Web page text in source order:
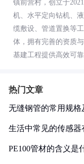
镇前营村，创立于
机、水平定向钻机、
缆敷设、管道置换等
体，拥有完善的资质
基建工程提供高效可靠
热门文章
无缝钢管的常用规格
生活中常见的传感器
PE100管材的含义是